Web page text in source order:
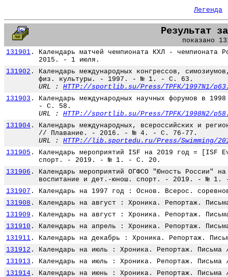
Легенда
Результат
показано
131901 .
Календарь матчей чемпионата КХЛ -
2015. - 1 июля.
131902 .
Календарь международных конгрессов,
физ. культуры. - 1997. - № 1. - С. 63.
URL : HTTP://sportlib.su/Press/TPFK/1997N1/
131903 .
Календарь международных научных форумов в
- С. 58.
URL : HTTP://sportlib.su/Press/TPFK/1998N2/
131904 .
Календарь международных, всероссийских и
// Плавание. - 2016. - № 4. - С. 76-77.
URL : HTTP://lib.sportedu.ru/Press/Swimming/
131905 .
Календарь мероприятий ISF на 2019 год =
спорт. - 2019. - № 1. - С. 20.
131906 .
Календарь мероприятий ОГФСО "Юность
воспитание и дет.-юнош. спорт. - 2019. - №
131907 .
Календарь на 1997 год : Основ. Всерос.
131908 .
Календарь на август : Хроника. Репортаж.
131909 .
Календарь на август : Хроника. Репортаж.
131910 .
Календарь на апрель : Хроника. Репортаж.
131911 .
Календарь на декабрь : Хроника. Репортаж.
131912 .
Календарь на июль : Хроника. Репортаж.
131913 .
Календарь на июль : Хроника. Репортаж.
131914 .
Календарь на июнь : Хроника. Репортаж.